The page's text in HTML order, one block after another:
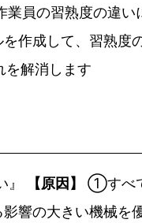
員の習熟度の違い
作成して、習熟度
を解消します
』 【原因】
①すべ
響の大きい機械を